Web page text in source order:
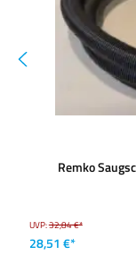
Remko
UVP:32,84 €*
28,51 €*